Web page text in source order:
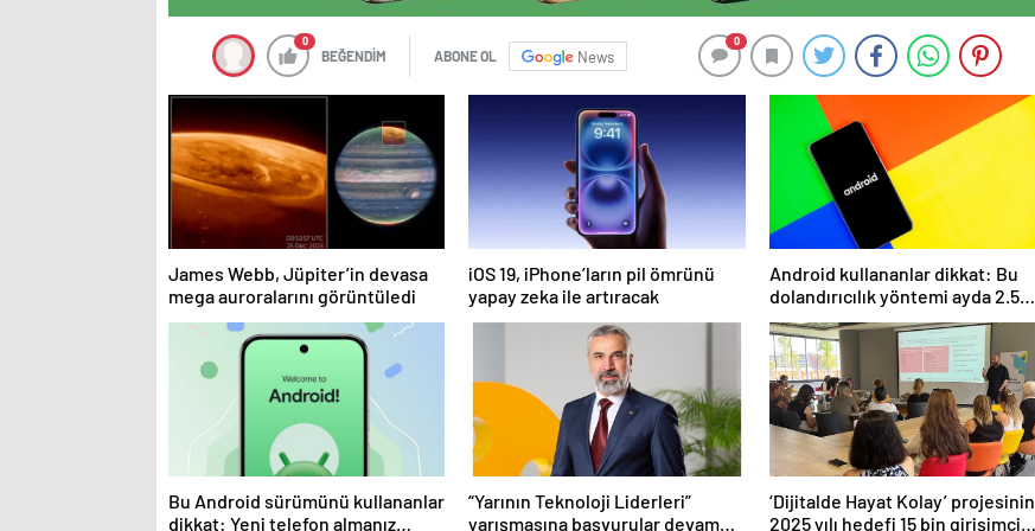
0
BEĞENDİM ABONE OL News
0
James Webb, Jüpiter’in devasa
mega auroralarını görüntüledi
iOS 19, iPhone’ların pil ömrünü
yapay zeka ile artıracak
Android kullananlar dikkat: Bu
dolandırıcılık yöntemi ayda 2.5
milyon kullanıcıyı etkiliyor
Bu Android sürümünü kullananlar
dikkat: Yeni telefon almanız
“Yarının Teknoloji Liderleri”
yarışmasına başvurular devam
‘Dijitalde Hayat Kolay’ projesinin
2025 yılı hedefi 15 bin girişimci